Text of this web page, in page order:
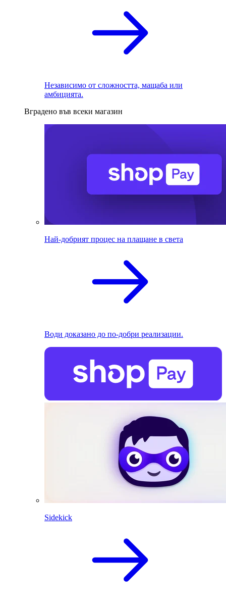
Независимо от сложността, мащаба или
амбицията.
Вградено във всеки магазин
Най-добрият процес на плащане в света
Води доказано до по-добри реализации.
Sidekick